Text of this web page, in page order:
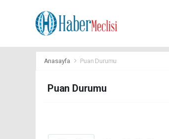
Anasayfa Puan Durumu
Puan Durumu